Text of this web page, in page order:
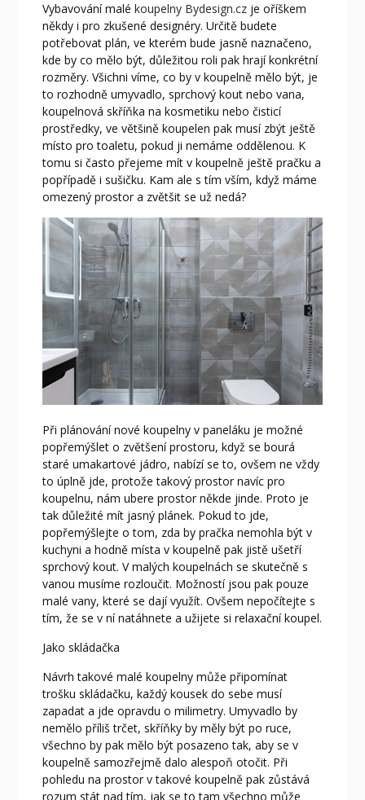
Vybavování malé koupelny Bydesign.czje oříškem
někdy i pro zkušené designéry. Určitě budete
potřebovat plán, ve kterém bude jasně naznačeno,
kde by co mělo být, důležitou roli pak hrají konkrétní
rozměry. Všichni víme, co by v koupelně mělo být, je
to rozhodně umyvadlo, sprchový kout nebo vana,
koupelnová skříňka na kosmetiku nebo čisticí
prostředky, ve většině koupelen pak musí zbýt ještě
místo pro toaletu, pokud ji nemáme oddělenou. K
tomu si často přejeme mít v koupelně ještě pračku a
popřípadě i sušičku. Kam ale s tím vším, když máme
omezený prostor a zvětšit se už nedá?
Při plánování nové koupelny v paneláku je možné
popřemýšlet o zvětšení prostoru, když se bourá
staré umakartové jádro, nabízí se to, ovšem ne vždy
to úplně jde, protože takový prostor navíc pro
koupelnu, nám ubere prostor někde jinde. Proto je
tak důležité mít jasný plánek. Pokud to jde,
popřemýšlejte o tom, zda by pračka nemohla být v
kuchyni a hodně místa v koupelně pak jistě ušetří
sprchový kout. V malých koupelnách se skutečně s
vanou musíme rozloučit. Možností jsou pak pouze
malé vany, které se dají využít. Ovšem nepočítejte s
tím, že se v ní natáhnete a užijete si relaxační koupel.
Jako skládačka
Návrh takové malé koupelny může připomínat
trošku skládačku, každý kousek do sebe musí
zapadat a jde opravdu o milimetry. Umyvadlo by
nemělo příliš trčet, skříňky by měly být po ruce,
všechno by pak mělo být posazeno tak, aby se v
koupelně samozřejmě dalo alespoň otočit. Při
pohledu na prostor v takové koupelně pak zůstává
rozum stát nad tím, jak se to tam všechno může